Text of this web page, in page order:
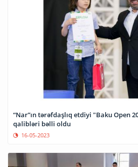
“Nar”ın tərəfdaşlıq etdiyi "Baku Open
qalibləri bəlli oldu
16-05-2023